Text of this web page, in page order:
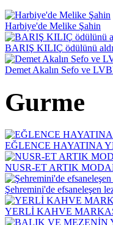
Harbiye'de Melike Şahin
BARIŞ KILIÇ ödülünü aldı
Demet Akalın Sefo ve
Gurme
EĞLENCE HAYATINA
NUSR-ET ARTIK
Şehremini'de efsaneleşen
YERLİ KAHVE